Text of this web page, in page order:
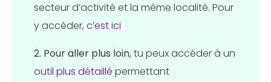
secteur d’activité et la même localité. Pour
y accéder, c’est ici
2. Pour aller plus loin, tu peux accéder à un
outil plus détaillé permettant